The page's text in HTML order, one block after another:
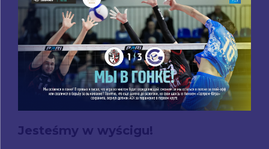
Jesteśmy w wyścigu!